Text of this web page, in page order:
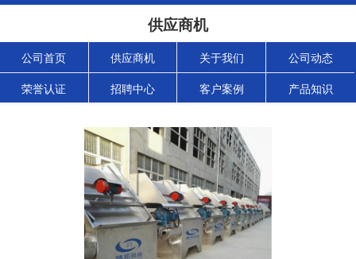
供应商机
公司首页 供应商机 关于我们 公司动态
荣誉认证 招聘中心 客户案例 产品知识